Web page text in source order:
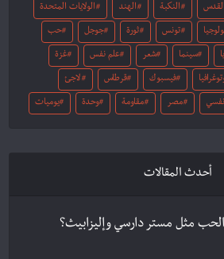
القدس النكبة الهند الولايات المتحدة
تونس ثورة جوجل حب
سينما شعر علم نفس غزة
فيسبوك قرطاس لاجئ
مصر مقاومة وحدة يوميات
أحدث المقالات
مثل مستر دارسي وإليزابيث؟